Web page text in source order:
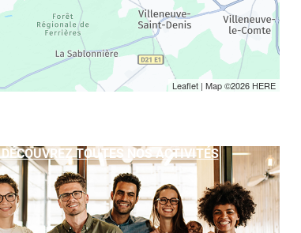
Leaflet | Map ©2026 HERE
DÉCOUVREZ TOUTES NOS ACTIVITÉS